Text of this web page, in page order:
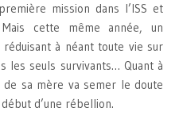
mission dans l’ISS et
cette même année, un
à néant toute vie sur
les seuls survivants… Quant à
sa mère va semer le doute
d’une rébellion.